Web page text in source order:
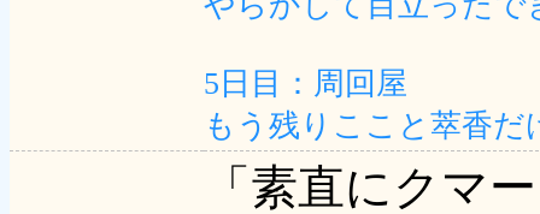
5日目：周回屋
もう残りここと萃香だ
「素直にクマ